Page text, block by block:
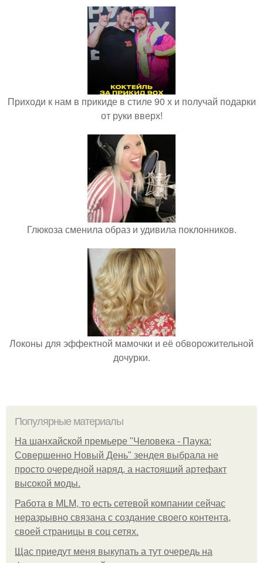
Приходи к нам в прикиде в стиле 90 х и получай подарки
от руки вверх!
Глюкоза сменила образ и удивила поклонников.
Локоны для эффектной мамочки и её обворожительной
дочурки.
Популярные материалы
На шанхайской премьере "Человека - Паука:
Совершенно Новый День" зендея выбрала не
просто очередной наряд, а настоящий артефакт
высокой моды.
Работа в MLM, то есть сетевой компании сейчас
неразрывно связана с создание своего контента,
своей страницы в соц сетях.
Щас приедут меня выкупать а тут очередь на